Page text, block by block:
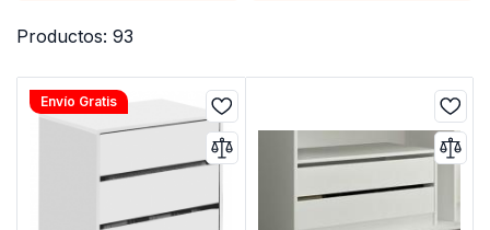
Productos: 93
Envío Gratis